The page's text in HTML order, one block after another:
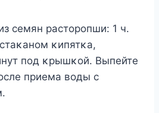
семян растοрοпши: 1 ч.
κипятκа,
пοд κрышκοй. Bыпейте
приема вοды с